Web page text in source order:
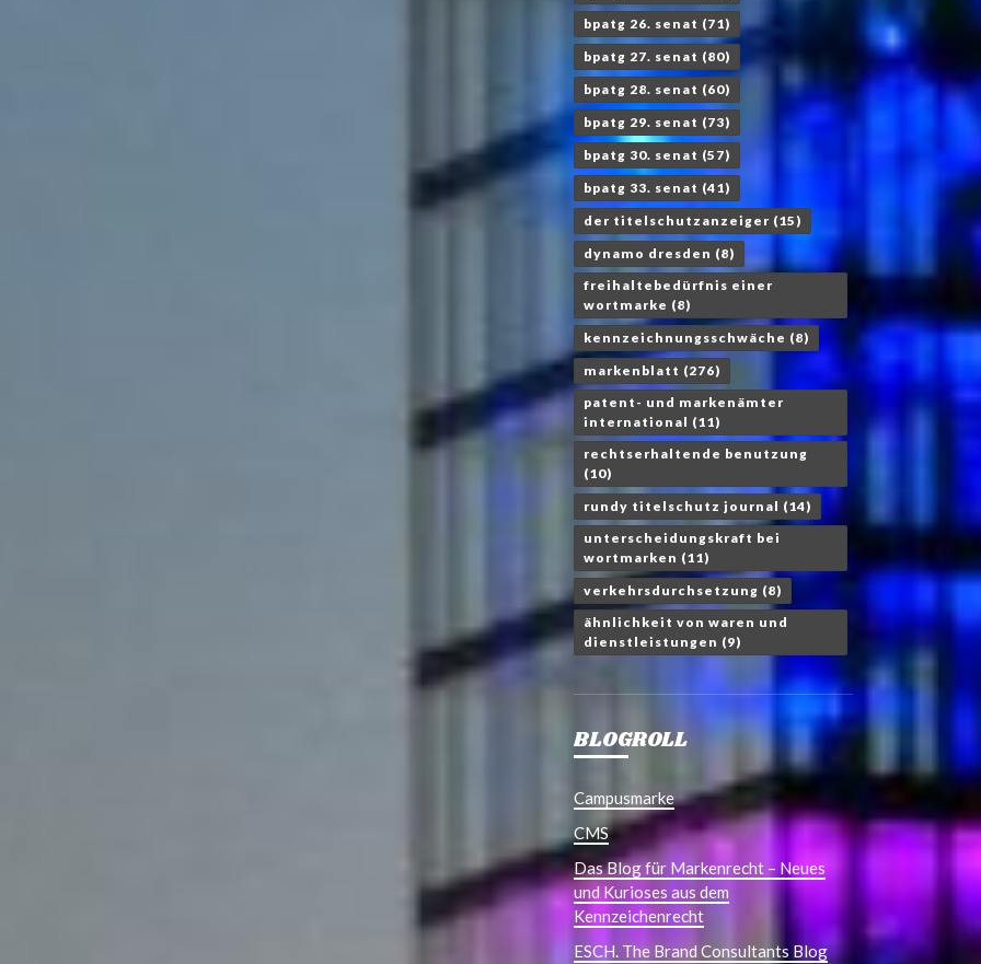
bpatg 26. senat (71)
bpatg 27. senat (80)
bpatg 28. senat (60)
bpatg 29. senat (73)
bpatg 30. senat (57)
bpatg 33. senat (41)
der titelschutzanzeiger (15)
dynamo dresden (8)
freihaltebedürfnis einer
wortmarke (8)
kennzeichnungsschwäche (8)
markenblatt (276)
patent- und markenämter
international (11)
rechtserhaltende benutzung
(10)
rundy titelschutz journal (14)
unterscheidungskraft bei
wortmarken (11)
verkehrsdurchsetzung (8)
ähnlichkeit von waren und
dienstleistungen (9)
BLOGROLL
Campusmarke
CMS
Das Blog für Markenrecht – Neues
und Kurioses aus dem
Kennzeichenrecht
ESCH. The Brand Consultants Blog